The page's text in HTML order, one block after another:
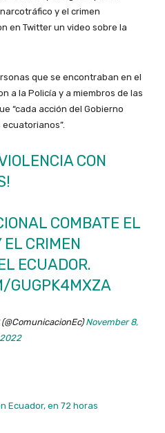
y el crimen
en Twitter un video sobre la
que se encontraban en el
a la Policía y a miembros de las
“cada acción del Gobierno
CON
COMBATE EL
EL CRIMEN
ECUADOR.
GUGPK4MXZA
November 8,
2022
Ecuador, en 72 horas